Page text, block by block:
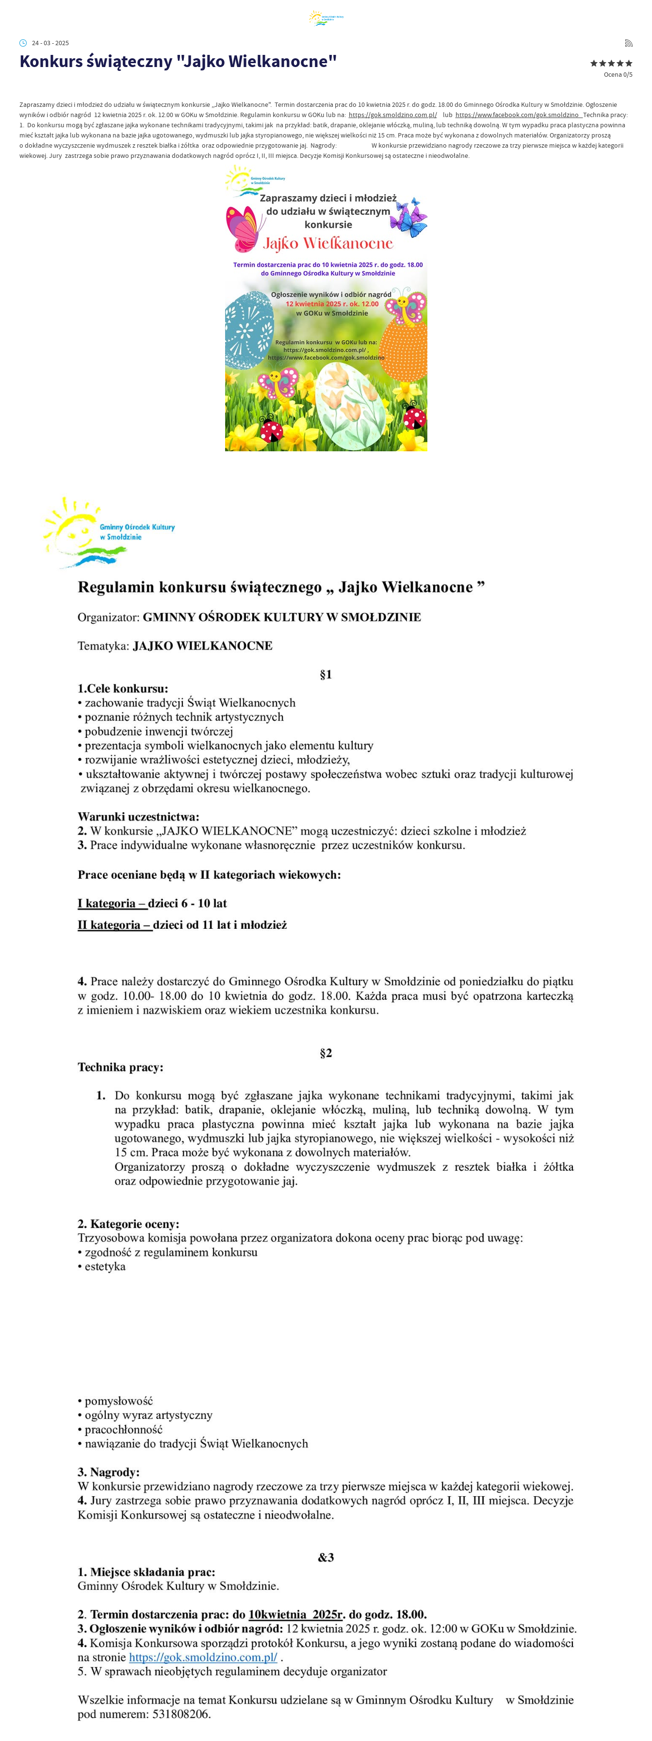
24 - 03 - 2025
Konkurs świąteczny "Jajko Wielkanocne"
Ocena 0/5
Zapraszamy dzieci i młodzież do udziału w świątecznym konkursie ,,Jajko Wielkanocne". Termin dostarczenia prac do 10 kwietnia 2025 r. do godz. 18.00 do Gminnego Ośrodka Kultury w Smołdzinie. Ogłoszenie
wyników i odbiór nagród 12 kwietnia 2025 r. ok. 12.00 w GOKu w Smołdzinie. Regulamin konkursu w GOKu lub na: https://gok.smoldzino.com.pl/lub https://www.facebook.com/gok.smoldzino Technika pracy:
1. Do konkursu mogą być zgłaszane jajka wykonane technikami tradycyjnymi, takimi jak na przykład: batik, drapanie, oklejanie włóczką, muliną, lub techniką dowolną. W tym wypadku praca plastyczna powinna
mieć kształt jajka lub wykonana na bazie jajka ugotowanego, wydmuszki lub jajka styropianowego, nie większej wielkości niż 15 cm. Praca może być wykonana z dowolnych materiałów. Organizatorzy proszą
o dokładne wyczyszczenie wydmuszek z resztek białka i żółtka oraz odpowiednie przygotowanie jaj. Nagrody: W konkursie przewidziano nagrody rzeczowe za trzy pierwsze miejsca w każdej kategorii
wiekowej. Jury zastrzega sobie prawo przyznawania dodatkowych nagród oprócz I, II, III miejsca. Decyzje Komisji Konkursowej są ostateczne i nieodwołalne.